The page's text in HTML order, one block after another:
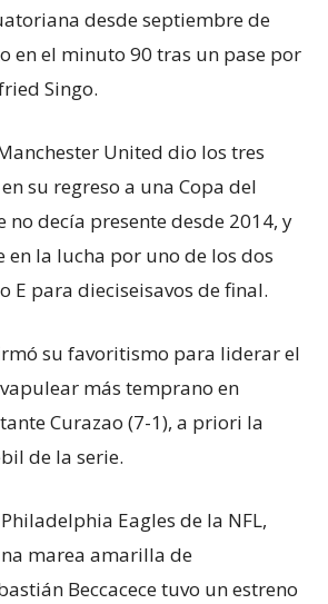
desde septiembre de
en el minuto 90 tras un pase por
Singo.
United dio los tres
su regreso a una Copa del
no decía presente desde 2014, y
en la lucha por uno de los dos
E para dieciseisavos de final.
su favoritismo para liderar el
más temprano en
Curazao (7-1), a priori la
de la serie.
Eagles de la NFL,
marea amarilla de
Beccacece tuvo un estreno